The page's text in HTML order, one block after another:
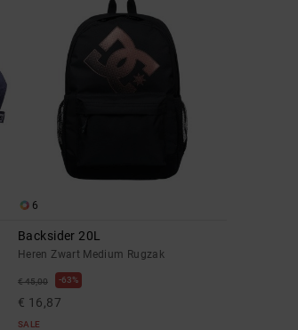
6
Backsider 20L
Heren Zwart Medium Rugzak
€ 45,00 63%
€ 16,87
SALE